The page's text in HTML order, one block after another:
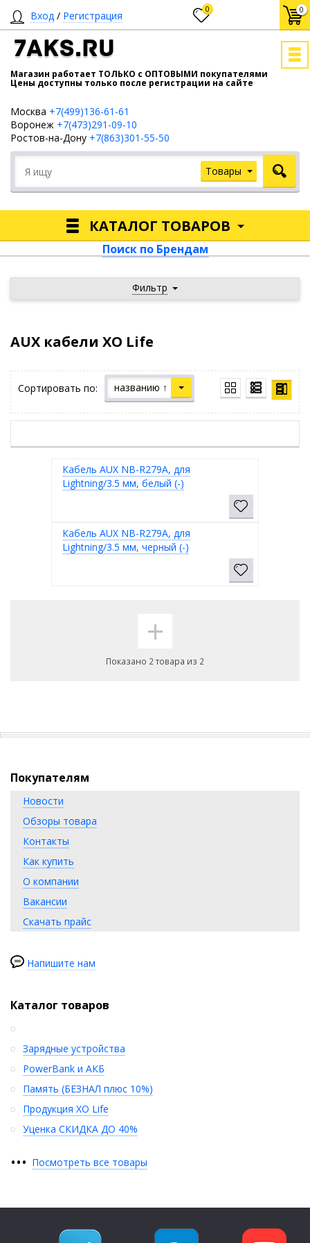
Вход / Регистрация 0 0
7AKS.RU
Магазин работает ТОЛЬКО с ОПТОВЫМИ покупателями
Цены доступны только после регистрации на сайте
Москва +7(499)136-61-61
Воронеж +7(473)291-09-10
Ростов-на-Дону +7(863)301-55-50
Товары
КАТАЛОГ ТОВАРОВ
Поиск по Брендам
Фильтр
AUX кабели XO Life
Сортировать по: названию ↑
Кабель AUX NB-R279A, для
Lightning/3.5 мм, белый (-)
Кабель AUX NB-R279A, для
Lightning/3.5 мм, черный (-)
+
Показано 2 товара из 2
Покупателям
Новости
Обзоры товара
Контакты
Как купить
О компании
Вакансии
Скачать прайс
Напишите нам
Каталог товаров
Зарядные устройства
PowerBank и АКБ
Память (БЕЗНАЛ плюс 10%)
Продукция XO Life
Уценка СКИДКА ДО 40%
••• Посмотреть все товары